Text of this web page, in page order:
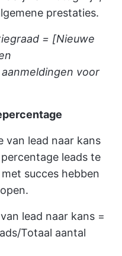
prestaties.
= [Nieuwe
voor
van lead naar kans
leads te
succes hebben
lead naar kans =
Totaal aantal